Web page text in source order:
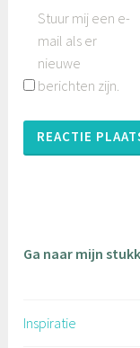
Stuur mij een e-
mail als er
nieuwe
berichten zijn.
Ga naar mijn
Inspiratie